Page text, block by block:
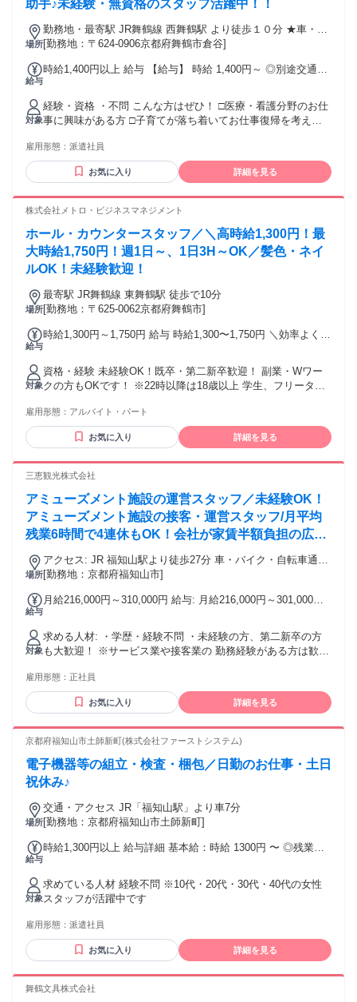
助手♪未経験・無資格のスタッフ活躍中！！
場所
勤務地・最寄駅 JR舞鶴線 西舞鶴駅 より徒歩１０分 ★車・バ
イク通勤OK★
[勤務地：〒624-0906京都府舞鶴市倉谷]
給与
時給1,400円以上 給与 【給与】 時給 1,400円～ ◎別途交通費
OK★ ★車通勤OK ★
対象
経験・資格 ・不問 こんな方はぜひ！ □医療・看護分野のお仕
事に興味がある方 □子育てが落ち着いてお仕事復帰を考えて
雇用形態： 派遣社員
お気に入り 詳細を見る
株式会社メトロ・ビジネスマネジメント
ホール・カウンタースタッフ／＼高時給1,300円！最
大時給1,750円！週1日～、1日3H～OK／髪色・ネイ
ルOK！未経験歓迎！
場所
最寄駅 JR舞鶴線 東舞鶴駅 徒歩で10分
[勤務地：〒625-0062京都府舞鶴市]
給与
時給1,300円～1,750円 給与 時給1,300〜1,750円 ＼効率よく稼
土日祝22時以降：時給1,750円 ＜月収例＞ ・週3日勤務 時給
1,300円×1日3時間×月12日 ＝月収46,800円以上 ・週5日勤務
時給1,300円×1日6時間×月20日 ＝月収156,000円以上
対象
資格・経験 未経験OK！既卒・第二新卒歓迎！ 副業・Wワー
クの方もOKです！ ※22時以降は18歳以上 学生、フリータ
くても大丈夫／ 意外にも、パチンコをやったことが無い方が
未経験からスタートされています！ 「パチンコの経験ゼロだ
ったけど、 仕事内容はすぐ覚えました！」そんなスタッフの
ている ・接客の仕事に挑戦したい ・人と話すことが好き ・
ぎたい ・長く安定して働きたい
雇用形態： アルバイト・パート
お気に入り 詳細を見る
三恵観光株式会社
アミューズメント施設の運営スタッフ／未経験OK！
アミューズメント施設の接客・運営スタッフ/月平均
残業6時間で4連休もOK！会社が家賃半額負担の広々
8畳の社宅あり
場所
アクセス: JR 福知山駅より徒歩27分 車・バイク・自転車通勤
OK（駐車場・駐輪場無料）
[勤務地：京都府福知山市]
給与
月給216,000円～310,000円 給与: 月給216,000円～301,000円
当 車・バイク：距離に応じて支給（上限あり） ・自転車：
1,000円支給 ・公共交通機関：全額支給 ・残業手当（全額支
給） ＜年収例＞ 600万円／店長（月給39万円＋手当・賞与）
410万円／入社6年目（月給27万円＋手当・賞与） 320万円／
対象
求める人材: ・学歴・経験不問 ・未経験の方、第二新卒の方
も大歓迎！ ※サービス業や接客業の 勤務経験がある方は歓迎
に成長していきましょう！ 接客経験があれば活かしていただ
けます 【こんな方にはぴったりかも】 ・笑顔で人と気持ちよ
く接することができる方 ・チームワークを大切にしながら働
方 ・手当や福利厚生が充実した安定企業でキャリアを積みた
を募集（例外事由3号イ） 経験は一切問いません。 異業種か
ら転職された方や 未経験の方も多数活躍中！ ブランクOK！
皆様のご応募お待ちしております。
雇用形態： 正社員
お気に入り 詳細を見る
京都府福知山市土師新町(株式会社ファーストシステム)
電子機器等の組立・検査・梱包／日勤のお仕事・土日
祝休み♪
場所
交通・アクセス JR「福知山駅」より車7分
[勤務地：京都府福知山市土師新町]
給与
時給1,300円以上 給与詳細 基本給：時給 1300円 〜 ◎残業
りません。
対象
求めている人材 経験不問 ※10代・20代・30代・40代の女性
スタッフが活躍中です
雇用形態： 派遣社員
お気に入り 詳細を見る
舞鶴文具株式会社